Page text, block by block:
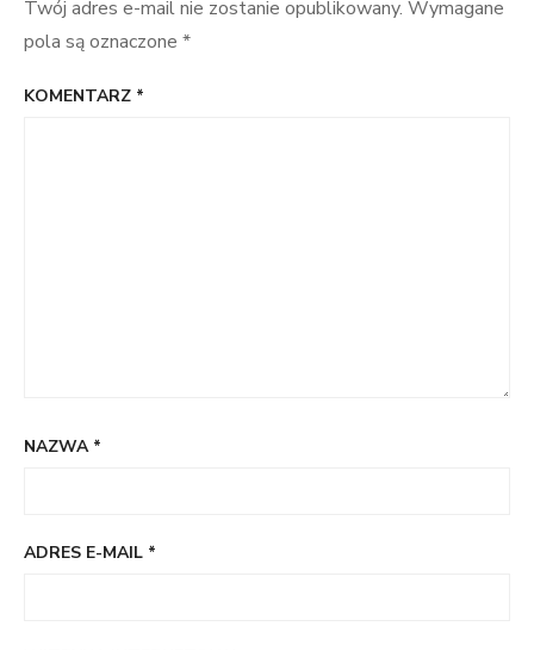
Twój adres e-mail nie zostanie opublikowany. Wymagane
pola są oznaczone *
KOMENTARZ *
NAZWA *
ADRES E-MAIL *